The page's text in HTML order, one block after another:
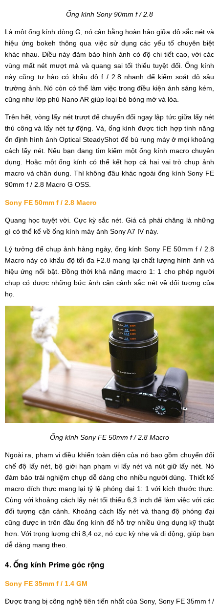
Ống kính Sony 90mm f / 2.8
Là một ống kính dòng G, nó cân bằng hoàn hảo giữa độ sắc nét và
hiệu ứng bokeh thông qua việc sử dụng các yếu tố chuyên biệt
khác nhau. Điều này đảm bảo hình ảnh có độ chi tiết cao, với các
vùng mất nét mượt mà và quang sai tối thiểu tuyệt đối. Ống kính
này cũng tự hào có khẩu độ f / 2.8 nhanh để kiểm soát độ sâu
trường ảnh. Nó còn có thể làm việc trong điều kiện ánh sáng kém,
cũng như lớp phủ Nano AR giúp loại bỏ bóng mờ và lóa.
Trên hết, vòng lấy nét trượt để chuyển đổi ngay lập tức giữa lấy nét
thủ công và lấy nét tự động. Và, ống kính được tích hợp tính năng
ổn định hình ảnh Optical SteadyShot để bù rung máy ở mọi khoảng
cách lấy nét. Nếu bạn đang tìm kiếm một ống kính macro chuyên
dụng. Hoặc một ống kính có thể kết hợp cả hai vai trò chụp ảnh
macro và chân dung. Thì không đâu khác ngoài ống kính Sony FE
90mm f / 2.8 Macro G OSS.
Sony FE 50mm f / 2.8 Macro
Quang học tuyệt vời. Cực kỳ sắc nét. Giá cả phải chăng là những
gì có thể kể về ống kính máy ảnh Sony A7 IV này.
Lý tưởng để chụp ảnh hàng ngày, ống kính Sony FE 50mm f / 2.8
Macro này có khẩu độ tối đa F2.8 mang lại chất lượng hình ảnh và
hiệu ứng nổi bật. Đồng thời khả năng macro 1: 1 cho phép người
chụp có được những bức ảnh cận cảnh sắc nét về đối tượng của
họ.
Ống kính Sony FE 50mm f / 2.8 Macro
Ngoài ra, phạm vi điều khiển toàn diện của nó bao gồm chuyển đổi
chế độ lấy nét, bộ giới hạn phạm vi lấy nét và nút giữ lấy nét. Nó
đảm bảo trải nghiệm chụp dễ dàng cho nhiều người dùng. Thiết kế
macro đích thực mang lại tỷ lệ phóng đại 1: 1 với kích thước thực.
Cùng với khoảng cách lấy nét tối thiểu 6,3 inch để làm việc với các
đối tượng cận cảnh. Khoảng cách lấy nét và thang độ phóng đại
cũng được in trên đầu ống kính để hỗ trợ nhiều ứng dụng kỹ thuật
hơn. Với trọng lượng chỉ 8,4 oz, nó cực kỳ nhẹ và di động, giúp bạn
dễ dàng mang theo.
4. Ống kính Prime góc rộng
Sony FE 35mm f / 1.4 GM
Được trang bị công nghệ tiên tiến nhất của Sony, Sony FE 35mm f /